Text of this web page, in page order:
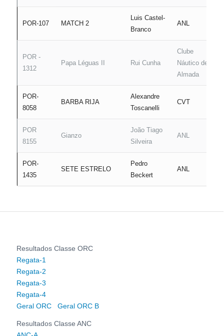
POR-107 MATCH 2
Luis Castel-
Branco
ANL
POR -
1312
Papa Léguas II Rui Cunha
Clube
Náutico de
Almada
POR-
8058
BARBA RIJA
Alexandre
Toscanelli
CVT
POR
8155
Gianzo
João Tiago
Silveira
ANL
POR-
1435
SETE ESTRELO
Pedro
Beckert
ANL
Resultados Classe ORC
Regata-1
Regata-2
Regata-3
Regata-4
Geral ORC
Geral ORC B
Resultados Classe ANC